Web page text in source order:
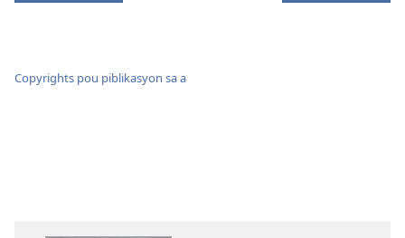
Copyrights pou piblikasyon sa a